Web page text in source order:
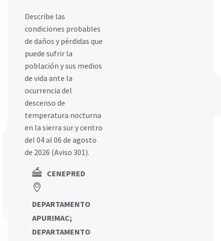
Describe las
condiciones probables
de daños y pérdidas que
puede sufrir la
población y sus medios
de vida ante la
ocurrencia del
descenso de
temperatura nocturna
en la sierra sur y centro
del 04 al 06 de agosto
de 2026 (Aviso 301).
CENEPRED
DEPARTAMENTO
APURIMAC;
DEPARTAMENTO